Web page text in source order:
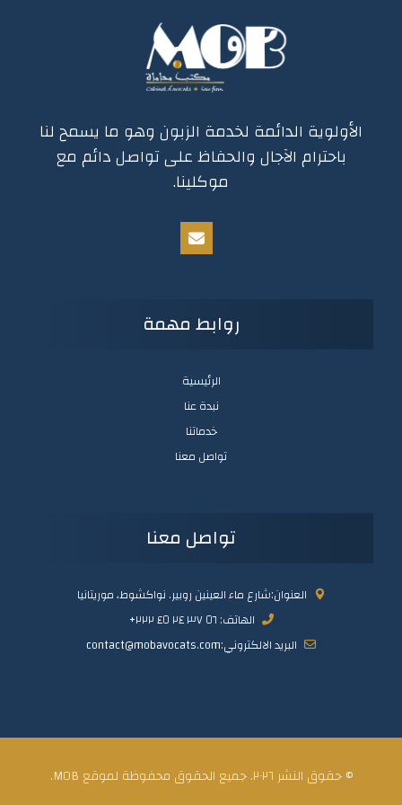
الأولوية الدائمة لخدمة الزبون وهو ما يسمح لنا
باحترام الآجال والحفاظ على تواصل دائم مع
موكلينا.
روابط مهمة
الرئيسية
نبدة عنا
خدماتنا
تواصل معنا
تواصل معنا
العنوان:شارع ماء العينين روبير. نواكشوط، موريتانيا
الهاتف: ٥٦ ٣٧ ٢٤ ٤٥ ٢٢٢+
البريد الالكتروني:contact@mobavocats.com
© حقوق النشر ٢٠٢٦. جميع الحقوق محفوظة لموقع MOB.